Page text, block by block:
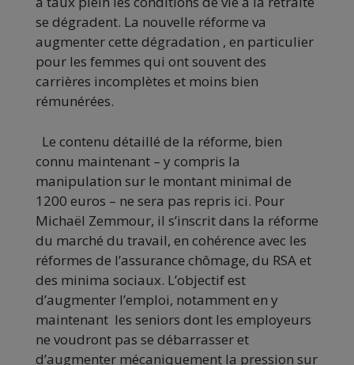
se dégradent. La nouvelle réforme va
augmenter cette dégradation , en particulier
pour les femmes qui ont souvent des
carrières incomplètes et moins bien
rémunérées.
Le contenu détaillé de la réforme, bien
connu maintenant – y compris la
manipulation sur le montant minimal de
1200 euros – ne sera pas repris ici. Pour
Michaël Zemmour, il s’inscrit dans la réforme
du marché du travail, en cohérence avec les
réformes de l’assurance chômage, du RSA et
des minima sociaux. L’objectif est
d’augmenter l’emploi, notamment en y
maintenant les seniors dont les employeurs
ne voudront pas se débarrasser et
d’augmenter mécaniquement la pression sur